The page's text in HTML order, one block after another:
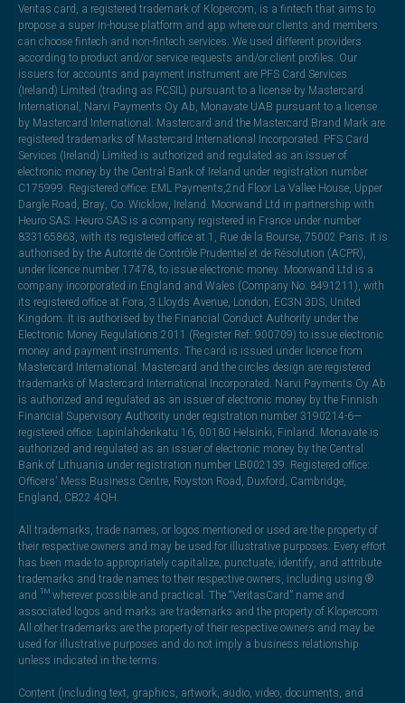
Veritas card, a registered trademark of Klopercom, is a fintech that aims to
propose a super in-house platform and app where our clients and members
can choose fintech and non-fintech services. We used different providers
according to product and/or service requests and/or client profiles. Our
issuers for accounts and payment instrument are PFS Card Services
(Ireland) Limited (trading as PCSIL) pursuant to a license by Mastercard
International, Narvi Payments Oy Ab, Monavate UAB pursuant to a license
by Mastercard International. Mastercard and the Mastercard Brand Mark are
registered trademarks of Mastercard International Incorporated. PFS Card
Services (Ireland) Limited is authorized and regulated as an issuer of
electronic money by the Central Bank of Ireland under registration number
C175999. Registered office: EML Payments,2nd Floor La Vallee House, Upper
Dargle Road, Bray, Co. Wicklow, Ireland. Moorwand Ltd in partnership with
Heuro SAS. Heuro SAS is a company registered in France under number
833165863, with its registered office at 1, Rue de la Bourse, 75002 Paris. It is
authorised by the Autorité de Contrôle Prudentiel et de Résolution (ACPR),
under licence number 17478, to issue electronic money. Moorwand Ltd is a
company incorporated in England and Wales (Company No. 8491211), with
its registered office at Fora, 3 Lloyds Avenue, London, EC3N 3DS, United
Kingdom. It is authorised by the Financial Conduct Authority under the
Electronic Money Regulations 2011 (Register Ref: 900709) to issue electronic
money and payment instruments. The card is issued under licence from
Mastercard International. Mastercard and the circles design are registered
trademarks of Mastercard International Incorporated. Narvi Payments Oy Ab
is authorized and regulated as an issuer of electronic money by the Finnish
Financial Supervisory Authority under registration number 3190214-6—
registered office: Lapinlahdenkatu 16, 00180 Helsinki, Finland. Monavate is
authorized and regulated as an issuer of electronic money by the Central
Bank of Lithuania under registration number LB002139. Registered office:
Officers' Mess Business Centre, Royston Road, Duxford, Cambridge,
England, CB22 4QH.
All trademarks, trade names, or logos mentioned or used are the property of
their respective owners and may be used for illustrative purposes. Every effort
has been made to appropriately capitalize, punctuate, identify, and attribute
trademarks and trade names to their respective owners, including using ®
and ™ wherever possible and practical. The “VeritasCard” name and
associated logos and marks are trademarks and the property of Klopercom.
All other trademarks are the property of their respective owners and may be
used for illustrative purposes and do not imply a business relationship
unless indicated in the terms.
Content (including text, graphics, artwork, audio, video, documents, and